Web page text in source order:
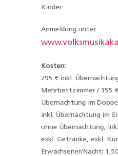
Kinder.
Anmeldung unter
Kosten:
295 € inkl.
Mehrbettzimmer / 355
Übernachtung im
inkl. Übernachtung im
ohne Übernachtung,
exkl. Getränke, exkl.
Erwachsener/Nacht;